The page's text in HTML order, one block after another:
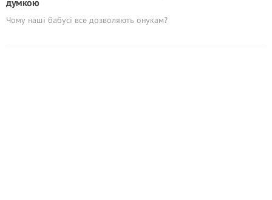
думкою
Чому наші бабусі все дозволяють онукам?